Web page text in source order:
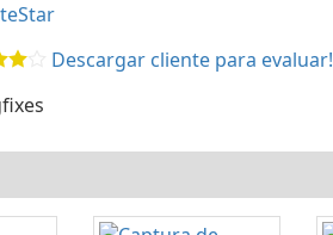
Descargar cliente para evaluar!